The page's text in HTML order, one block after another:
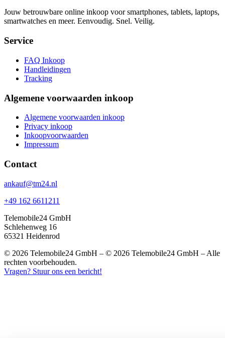
Jouw betrouwbare online inkoop voor smartphones, tablets, laptops,
smartwatches en meer. Eenvoudig. Snel. Veilig.
Service
FAQ Inkoop
Handleidingen
Tracking
Algemene voorwaarden inkoop
Algemene voorwaarden inkoop
Privacy inkoop
Inkoopvoorwaarden
Impressum
Contact
ankauf@tm24.nl
+49 162 6611211
Telemobile24 GmbH
Schlehenweg 16
65321 Heidenrod
© 2026 Telemobile24 GmbH – © 2026 Telemobile24 GmbH – Alle
rechten voorbehouden.
Vragen? Stuur ons een bericht!